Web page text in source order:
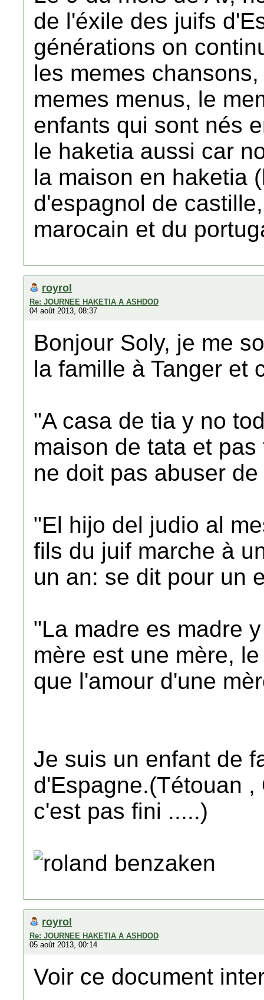
de l'éxile des juifs
générations on
les memes
memes menus, le
enfants qui sont nés
le haketia aussi car
la maison en haketia
d'espagnol de
marocain et du
royrol
Re: JOURNEE HAKETIA A ASHDOD
04 août 2013, 08:37
Bonjour Soly, je me
la famille à Tanger et
"A casa de tia y no
maison de tata et
ne doit pas abuser
"El hijo del judio al
fils du juif marche à
un an: se dit pour un
"La madre es madre
mère est une mère,
que l'amour d'une
Je suis un enfant de
d'Espagne.(Tétouan
c'est pas fini .....)
roland benzaken
royrol
Re: JOURNEE HAKETIA A ASHDOD
05 août 2013, 00:14
Voir ce document